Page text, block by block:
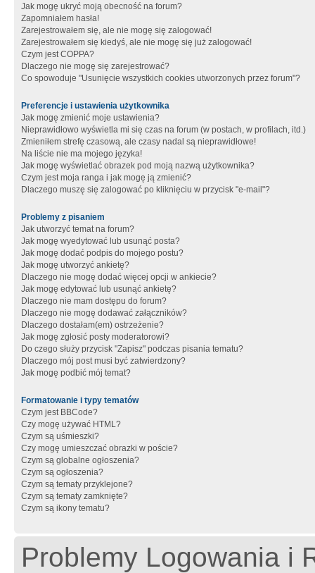
Jak mogę ukryć moją obecność na forum?
Zapomniałem hasła!
Zarejestrowałem się, ale nie mogę się zalogować!
Zarejestrowałem się kiedyś, ale nie mogę się już zalogować!
Czym jest COPPA?
Dlaczego nie mogę się zarejestrować?
Co spowoduje "Usunięcie wszystkich cookies utworzonych przez forum"?
Preferencje i ustawienia użytkownika
Jak mogę zmienić moje ustawienia?
Nieprawidłowo wyświetla mi się czas na forum (w postach, w profilach, itd.)
Zmieniłem strefę czasową, ale czasy nadal są nieprawidłowe!
Na liście nie ma mojego języka!
Jak mogę wyświetlać obrazek pod moją nazwą użytkownika?
Czym jest moja ranga i jak mogę ją zmienić?
Dlaczego muszę się zalogować po kliknięciu w przycisk "e-mail"?
Problemy z pisaniem
Jak utworzyć temat na forum?
Jak mogę wyedytować lub usunąć posta?
Jak mogę dodać podpis do mojego postu?
Jak mogę utworzyć ankietę?
Dlaczego nie mogę dodać więcej opcji w ankiecie?
Jak mogę edytować lub usunąć ankietę?
Dlaczego nie mam dostępu do forum?
Dlaczego nie mogę dodawać załączników?
Dlaczego dostałam(em) ostrzeżenie?
Jak mogę zgłosić posty moderatorowi?
Do czego służy przycisk "Zapisz" podczas pisania tematu?
Dlaczego mój post musi być zatwierdzony?
Jak mogę podbić mój temat?
Formatowanie i typy tematów
Czym jest BBCode?
Czy mogę używać HTML?
Czym są uśmieszki?
Czy mogę umieszczać obrazki w poście?
Czym są globalne ogłoszenia?
Czym są ogłoszenia?
Czym są tematy przyklejone?
Czym są tematy zamknięte?
Czym są ikony tematu?
Problemy Logowania i